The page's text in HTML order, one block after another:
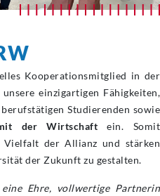
Kooperationsmitglied in der
einzigartigen Fähigkeiten,
Studierenden sowie
der Wirtschaft ein. Somit
der Allianz und stärken
der Zukunft zu gestalten.
Ehre, vollwertige Partnerin